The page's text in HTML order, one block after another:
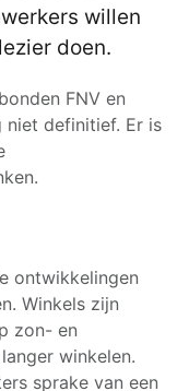
willen
doen.
FNV en
niet definitief. Er is
ontwikkelingen
Winkels zijn
zon- en
winkelen.
sprake van een